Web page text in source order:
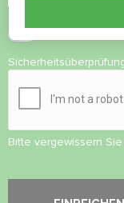
Bitte vergewissern